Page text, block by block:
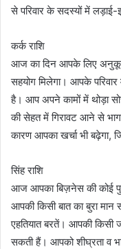
से परिवार के सदस्यों में
कर्क राशि
आज का दिन आपके लिए अनुकूल
सहयोग मिलेगा। आपके
है। आप अपने कामों में थोड़ा
की सेहत में गिरावट आने से
कारण आपका खर्चा भी
सिंह राशि
आज आपका बिज़नेस की कोई
आपकी किसी बात का बुरा
एहतियात बरतें। आपकी
सकती हैं। आपको शीघ्रता व